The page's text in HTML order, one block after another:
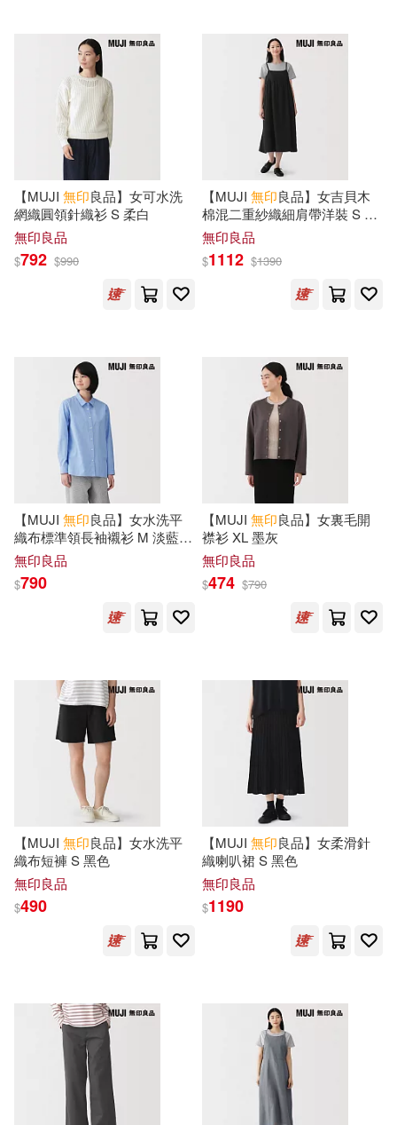
高廣靈(1)
黃啟江(1)
（以）JON AARONSON(1)
（印尼）迪諾‧帕迪‧賈拉爾(1)
（日）中村新(1)
（日）增田明子(1)
（日）小川聖子(1)
（日）本多沙織(1)
（日）杉山亮(1)
（日）枝元菜穗美(1)
（日）株式會社無限知識(1)
（日）梶谷陽子(1)
（日）江上隆夫(1)
（日）良品計畫(1)
（日）須原浩子(1)
（美）伊凡·尼文（IVAN NIVEN）
（美）布萊蒂(1)
娜·沃澤爾(1)
（英）威廉·達爾林普爾(1)
（英）麥祖穆德(1)
音樂之橋(1)
馬可孛羅(1)
魚籃文化有限公司(1)
麥浩斯(1)
【MUJI 無印良品】女可水洗
網織圓領針織衫 S 柔白
無印良品
$792 $990
【MUJI 無印良品】女吉貝木
棉混二重紗織細肩帶洋裝 S 黑
色
無印良品
$1112 $1390
【MUJI 無印良品】女水洗平
織布標準領長袖襯衫 M 淡藍直
紋
無印良品
$790
【MUJI 無印良品】女裏毛開
襟衫 XL 墨灰
無印良品
$474 $790
【MUJI 無印良品】女水洗平
織布短褲 S 黑色
無印良品
$490
【MUJI 無印良品】女柔滑針
織喇叭裙 S 黑色
無印良品
$1190